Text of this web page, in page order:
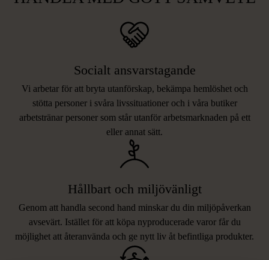
Socialt ansvarstagande
Vi arbetar för att bryta utanförskap, bekämpa hemlöshet och
stötta personer i svåra livssituationer och i våra butiker
arbetstränar personer som står utanför arbetsmarknaden på ett
eller annat sätt.
Hållbart och miljövänligt
Genom att handla second hand minskar du din miljöpåverkan
avsevärt. Istället för att köpa nyproducerade varor får du
möjlighet att återanvända och ge nytt liv åt befintliga produkter.